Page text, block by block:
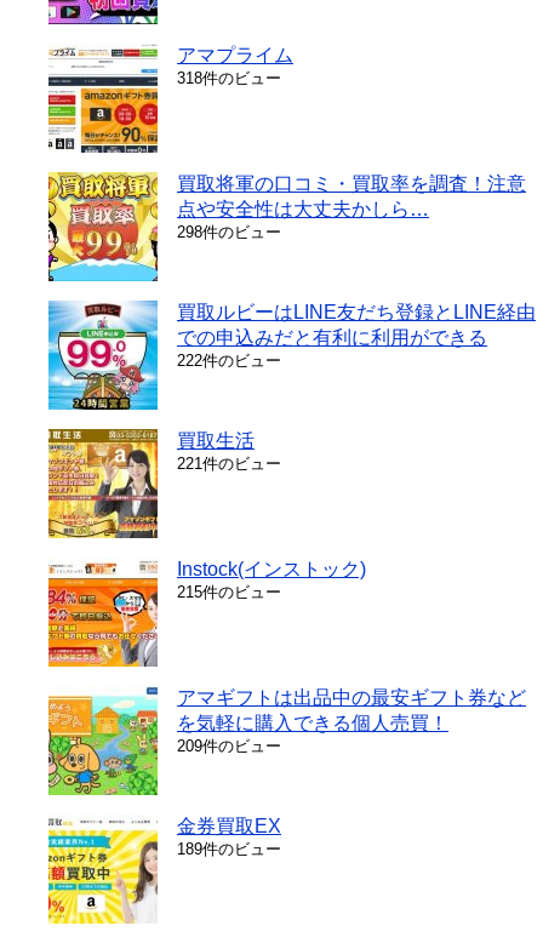
アマプライム
318件のビュー
買取将軍の口コミ・買取率を調査！注意
点や安全性は大丈夫かしら…
298件のビュー
買取ルビーはLINE友だち登録とLINE経由
での申込みだと有利に利用ができる
222件のビュー
買取生活
221件のビュー
Instock(インストック)
215件のビュー
アマギフトは出品中の最安ギフト券など
を気軽に購入できる個人売買！
209件のビュー
金券買取EX
189件のビュー